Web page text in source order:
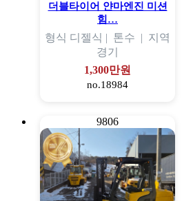
더블타이어 얀마엔진 미션
힘…
형식 디젤식 | 톤수 | 지역
경기
1,300만원
no.18984
9806